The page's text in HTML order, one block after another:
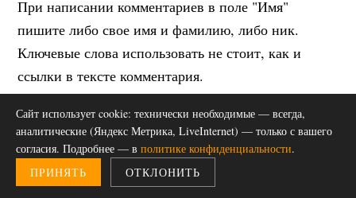
При написании комментариев в поле "Имя"
пишите либо свое имя и фамилию, либо ник.
Ключевые слова использовать не стоит, как и
ссылки в тексте комментария.
Обмен постовыми и блогроллами
C самого старта нового блога я бы обменивался
постовыми. Это еще один хороший способ
Сайт использует cookie: технически необходимые — всегда,
аналитические (Яндекс Метрика, LiveInternet) — только с вашего
согласия. Подробнее — в политике конфиденциальности.
ПРИНЯТЬ
ОТКЛОНИТЬ